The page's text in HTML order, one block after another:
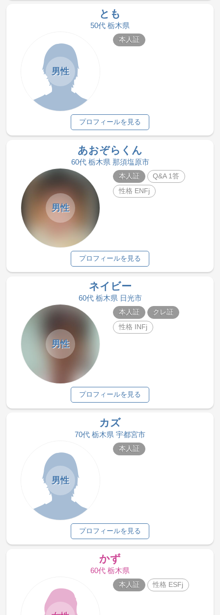
とも
50代 栃木県
男性
本人証
プロフィールを見る
あおぞらくん
60代 栃木県 那須塩原市
男性
本人証
Q&A 1答
性格 ENFj
プロフィールを見る
ネイビー
60代 栃木県 日光市
男性
本人証
クレ証
性格 INFj
プロフィールを見る
カズ
70代 栃木県 宇都宮市
男性
本人証
プロフィールを見る
かず
60代 栃木県
本人証 性格 ESFj